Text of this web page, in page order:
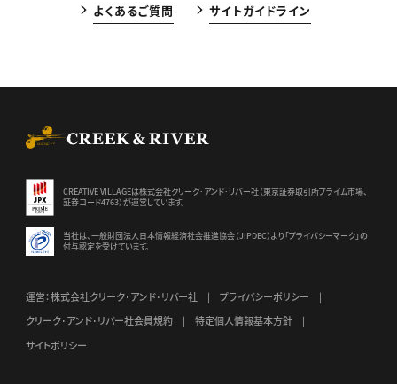
よくあるご質問 サイトガイドライン
CREATIVE VILLAGEは株式会社クリーク･アンド･リバー社（東京証券取引所プライム市場、
証券コード4763）が運営しています。
当社は、一般財団法人日本情報経済社会推進協会（JIPDEC）より 「プライバシーマーク」の
付与認定を受けています。
運営：株式会社クリーク･アンド･リバー社
プライバシーポリシー
クリーク･アンド･リバー社会員規約
特定個人情報基本方針
サイトポリシー